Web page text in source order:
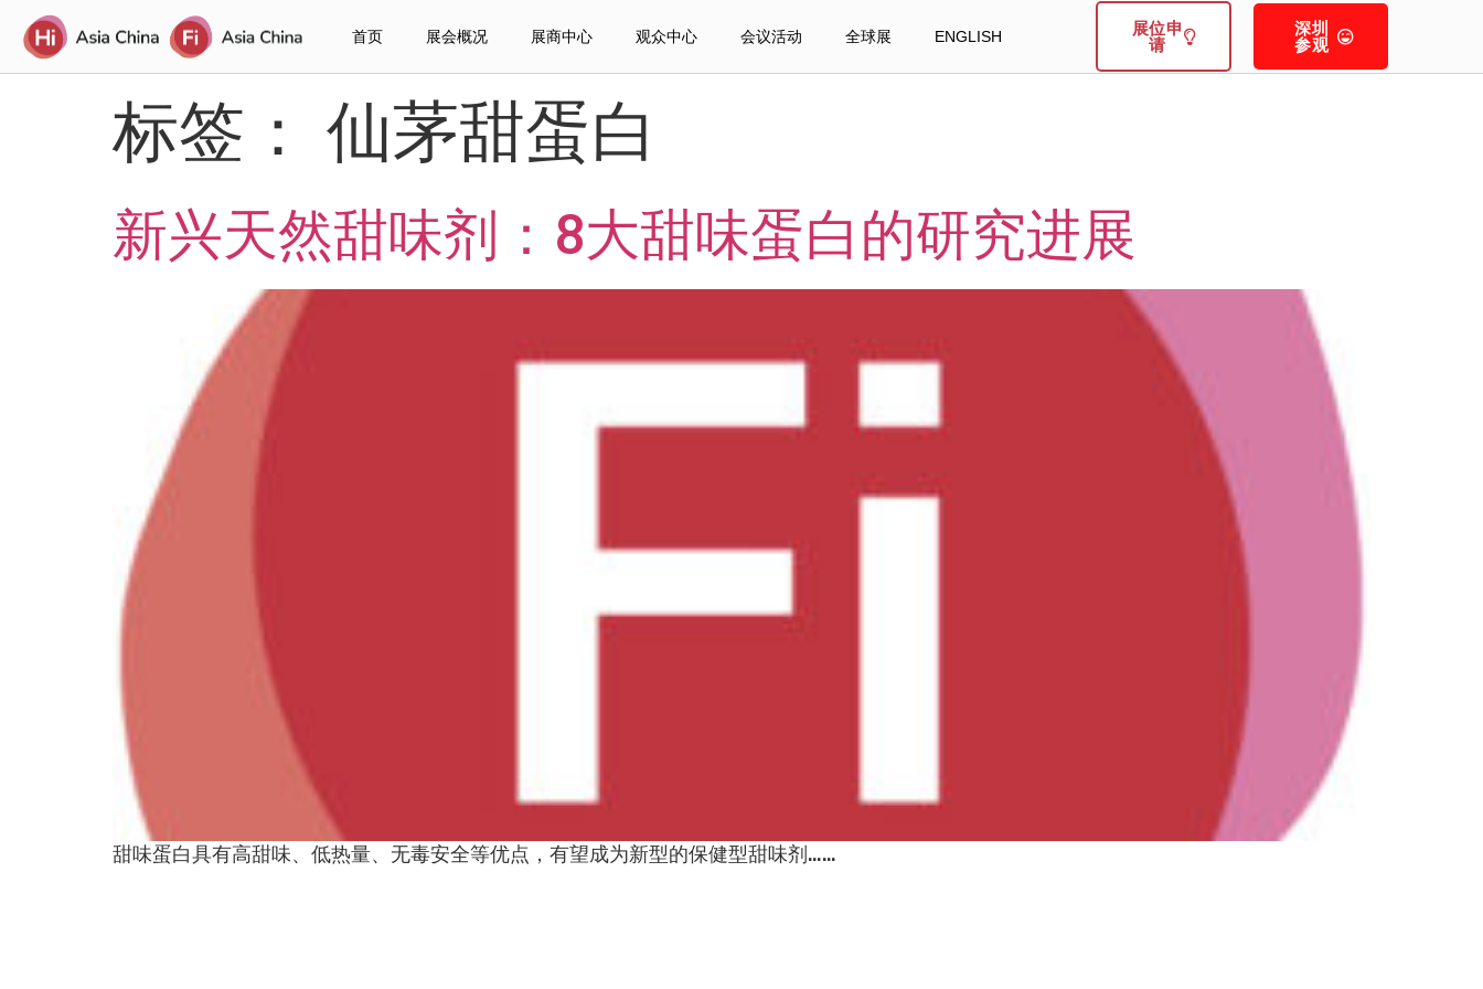
首页 展会概况 展商中心 观众中心 会议活动 全球展 ENGLISH 展位申
请
深圳
参观
标签： 仙茅甜蛋白
新兴天然甜味剂：8大甜味蛋白的研究进展
甜味蛋白具有高甜味、低热量、无毒安全等优点，有望成为新型的保健型甜味剂……